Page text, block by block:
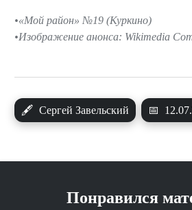
🖋 Сергей Завельский 📅
«Мой район» №19 (Куркино)
Изображение анонса: Wikimedia
Понравился